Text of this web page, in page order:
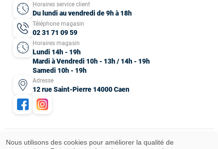
Horaires service client
Du lundi au vendredi de 9h à 18h
Téléphone magasin
02 31 71 09 59
Horaires magasin
Lundi 14h - 19h
Mardi à Vendredi 10h - 13h / 14h - 19h
Samedi 10h - 19h
Adresse
12 rue Saint-Pierre 14000 Caen
Nous utilisons des cookies pour améliorer la qualité de